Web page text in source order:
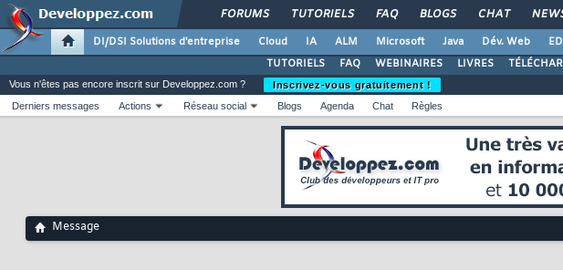
FORUMS TUTORIELS FAQ BLOGS CHAT
DI/DSI Solutions d'entreprise Cloud IA ALM Microsoft Java Dév. Web
TUTORIELS
FAQ WEBINAIRES LIVRES
Vous n'êtes pas encore inscrit sur Developpez.com ?
Inscrivez-vous gratuitement !
Derniers messages
Actions Réseau social Blogs Agenda Chat Règles
Message